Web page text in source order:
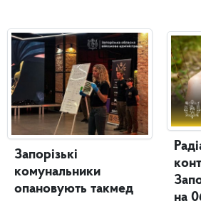
Запорізькі
комунальники
опановують такмед
на